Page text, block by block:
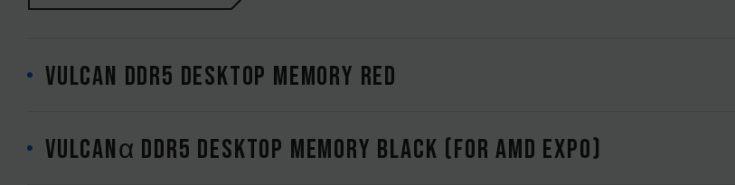
VULCAN DDR5 DESKTOP MEMORY RED
VULCANα DDR5 DESKTOP MEMORY BLACK (FOR AMD EXPO)